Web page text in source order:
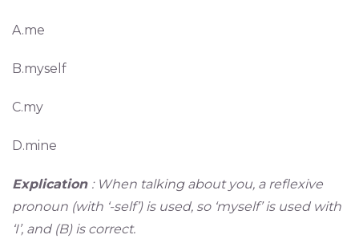
A.me
B.myself
C.my
D.mine
Explication : When talking about you, a reflexive
pronoun (with ‘-self’) is used, so ‘myself’ is used with
‘I’, and (B) is correct.